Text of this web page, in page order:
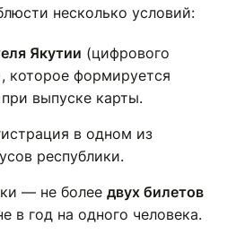
несколько условий:
Якутии (цифрового
которое формируется
выпуске карты.
в одном из
республики.
— не более двух билетов
в год на одного человека.